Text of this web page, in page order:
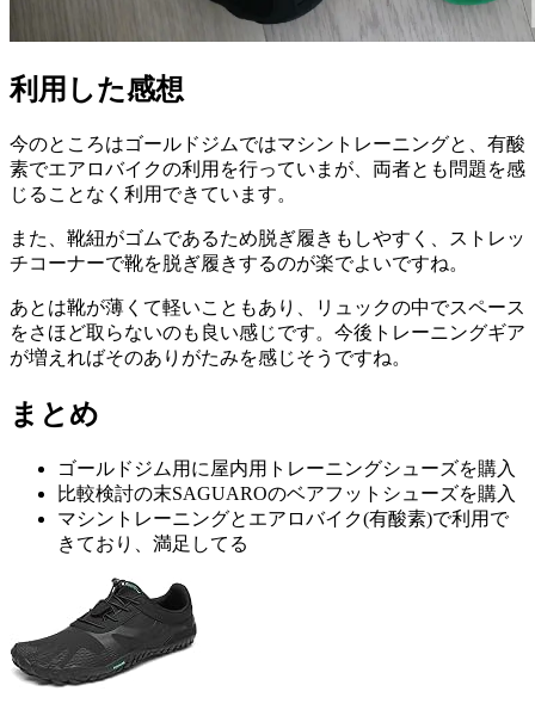
利用した感想
今のところはゴールドジムではマシントレーニングと、有酸
素でエアロバイクの利用を行っていまが、両者とも問題を感
じることなく利用できています。
また、靴紐がゴムであるため脱ぎ履きもしやすく、ストレッ
チコーナーで靴を脱ぎ履きするのが楽でよいですね。
あとは靴が薄くて軽いこともあり、リュックの中でスペース
をさほど取らないのも良い感じです。今後トレーニングギア
が増えればそのありがたみを感じそうですね。
まとめ
ゴールドジム用に屋内用トレーニングシューズを購入
比較検討の末SAGUAROのベアフットシューズを購入
マシントレーニングとエアロバイク(有酸素)で利用で
きており、満足してる